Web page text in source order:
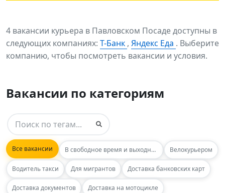
4 вакансии курьера в Павловском Посаде доступны в
следующих компаниях: Т-Банк , Яндекс Еда . Выберите
компанию, чтобы посмотреть вакансии и условия.
Вакансии по категориям
Все вакансии В свободное время и выходные Велокурьером
Водитель такси Для мигрантов Доставка банковских карт
Доставка документов Доставка на мотоцикле